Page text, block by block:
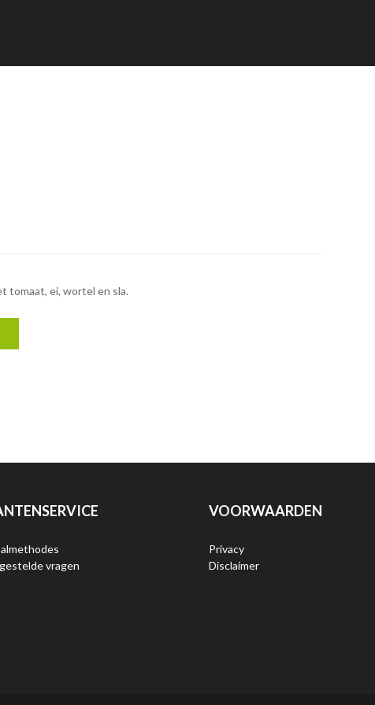
tomaat, ei, wortel en sla.
vragen
VOORWAARDEN
Privacy
Disclaimer